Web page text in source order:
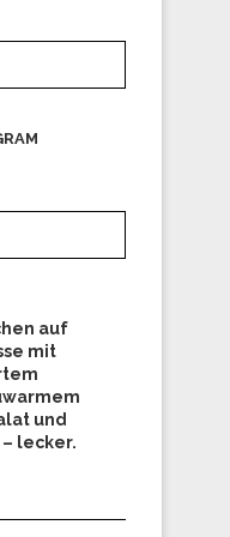
auf
mit
und
lecker.